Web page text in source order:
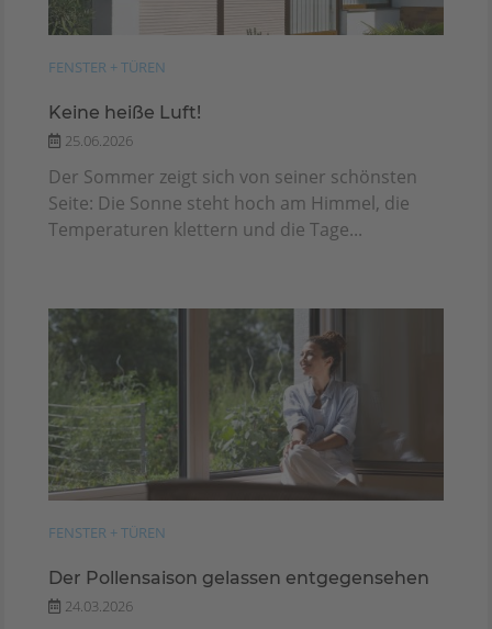
FENSTER + TÜREN
Keine heiße Luft!
25.06.2026
Der Sommer zeigt sich von seiner schönsten
Seite: Die Sonne steht hoch am Himmel, die
Temperaturen klettern und die Tage...
FENSTER + TÜREN
Der Pollensaison gelassen entgegensehen
24.03.2026